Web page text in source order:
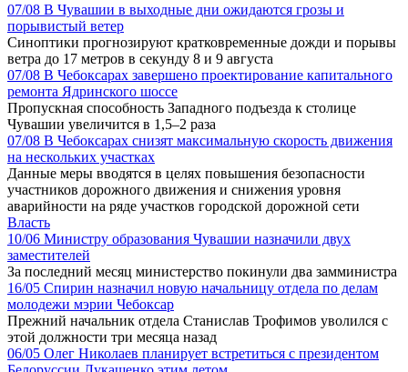
07/08 В Чувашии в выходные дни ожидаются грозы и
порывистый ветер
Синоптики прогнозируют кратковременные дожди и порывы
ветра до 17 метров в секунду 8 и 9 августа
07/08 В Чебоксарах завершено проектирование капитального
ремонта Ядринского шоссе
Пропускная способность Западного подъезда к столице
Чувашии увеличится в 1,5–2 раза
07/08 В Чебоксарах снизят максимальную скорость движения
на нескольких участках
Данные меры вводятся в целях повышения безопасности
участников дорожного движения и снижения уровня
аварийности на ряде участков городской дорожной сети
Власть
10/06 Министру образования Чувашии назначили двух
заместителей
За последний месяц министерство покинули два замминистра
16/05 Спирин назначил новую начальницу отдела по делам
молодежи мэрии Чебоксар
Прежний начальник отдела Станислав Трофимов уволился с
этой должности три месяца назад
06/05 Олег Николаев планирует встретиться с президентом